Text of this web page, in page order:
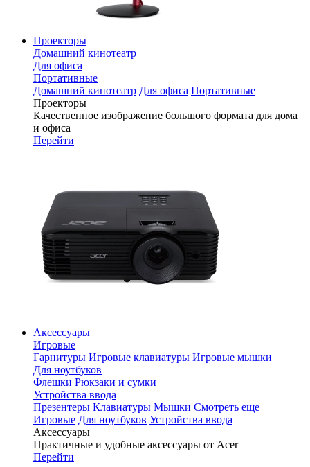
Проекторы
Домашний кинотеатр
Для офиса
Портативные
Домашний кинотеатр Для офиса Портативные
Проекторы
Качественное изображение большого формата для дома
и офиса
Перейти
Аксессуары
Игровые
Гарнитуры Игровые клавиатуры Игровые мышки
Для ноутбуков
Флешки Рюкзаки и сумки
Устройства ввода
Презентеры Клавиатуры Мышки Смотреть еще
Игровые Для ноутбуков Устройства ввода
Аксессуары
Практичные и удобные аксессуары от Acer
Перейти